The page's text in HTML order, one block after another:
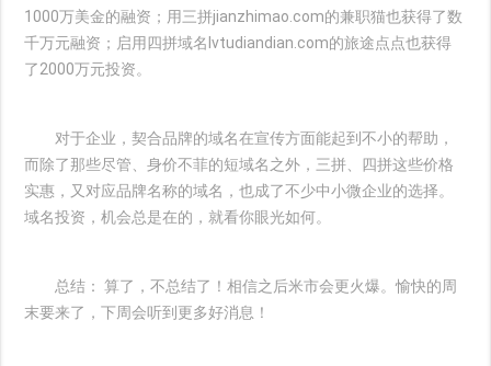
1000万美金的融资；用三拼jianzhimao.com的兼职猫也获得了数
千万元融资；启用四拼域名lvtudiandian.com的旅途点点也获得
了2000万元投资。
对于企业，契合品牌的域名在宣传方面能起到不小的帮助，
而除了那些尽管、身价不菲的短域名之外，三拼、四拼这些价格
实惠，又对应品牌名称的域名，也成了不少中小微企业的选择。
域名投资，机会总是在的，就看你眼光如何。
总结： 算了，不总结了！相信之后米市会更火爆。愉快的周
末要来了，下周会听到更多好消息！